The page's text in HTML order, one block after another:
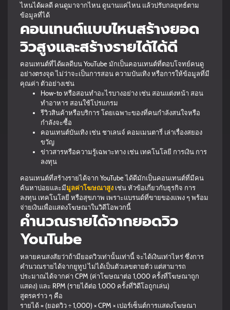
ไหนได้ผลดี คนดูมาจากไหน ดูนานแค่ไหน แล้วปรับกลยุทธ์ตาม
ข้อมูลที่ได้
คอนเทนต์แบบไหนสร้างยอด
วิวสูงและสร้างรายได้ได้ดี
คอนเทนต์ที่ได้ผลดีบน YouTube มักเป็นคอนเทนต์ที่ตอบโจทย์คนดู
อย่างตรงจุด ไม่ว่าจะเป็นการสอน ความบันเทิง หรือการให้ข้อมูลที่มี
คุณค่า ตัวอย่างเช่น
How-to หรือสอนทำอะไรบางอย่าง เช่น สอนแต่งหน้า สอน
ทำอาหาร สอนใช้โปรแกรม
รีวิวสินค้าหรือบริการ โดยเฉพาะของที่คนกำลังสนใจหรือ
กำลังจะซื้อ
คอนเทนต์บันเทิง เช่น ชาเลนจ์ คอมเมนตารี่ เล่าเรื่องสยอง
ขวัญ
ข่าวสารหรือความรู้เฉพาะทาง เช่น เทคโนโลยี การเงิน การ
ลงทุน
คอนเทนต์ที่สร้างรายได้จาก YouTube ได้ดีมักเป็นคอนเทนต์ที่มีคน
ค้นหาบ่อยและมีมูลค่าโฆษณาสูง เช่น หัวข้อเกี่ยวกับธุรกิจ การ
ลงทุน เทคโนโลยี หรือสุขภาพ เพราะแบรนด์ที่ขายของแพง ๆ พร้อม
จ่ายเงินเพื่อแสดงโฆษณาในวิดีโอพวกนี้
คำนวณรายได้จากยอดวิว
YouTube
หลายคนสงสัยว่าถ้ามียอดวิวเท่านั้นเท่านี้ จะได้เงินเท่าไหร่ ซึ่งการ
คำนวณรายได้จากยูทูป ไม่ได้เป็นตัวเลขตายตัว แต่สามารถ
ประมาณได้จากค่า CPM (ค่าโฆษณาต่อ 1,000 ครั้งที่โฆษณาถูก
แสดง) และ RPM (รายได้ต่อ 1,000 ครั้งที่วิดีโอถูกเล่น)
สูตรคร่าว ๆ คือ
รายได้ ≈ (ยอดวิว ÷ 1,000) × CPM × เปอร์เซ็นต์การแสดงโฆษณา